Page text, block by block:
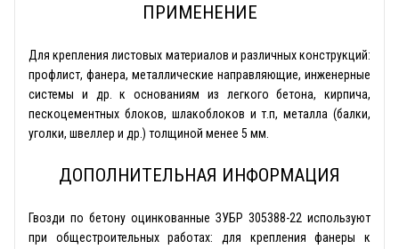
ПРИМЕНЕНИЕ
Для крепления листовых материалов и различных конструкций:
профлист, фанера, металлические направляющие, инженерные
системы и др. к основаниям из легкого бетона, кирпича,
пескоцементных блоков, шлакоблоков и т.п, металла (балки,
уголки, швеллер и др.) толщиной менее 5 мм.
ДОПОЛНИТЕЛЬНАЯ ИНФОРМАЦИЯ
Гвозди по бетону оцинкованные ЗУБР 305388-22 используют
при общестроительных работах: для крепления фанеры к